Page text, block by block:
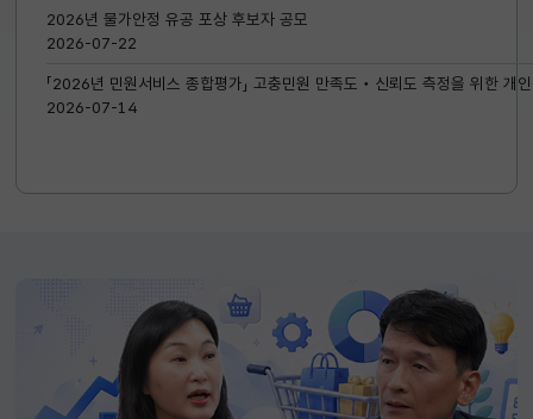
2026년 물가안정 유공 포상 후보자 공모
2026-07-22
「2026년 민원서비스 종합평가」 고충민원 만족도‧신뢰도 측정을 위한 개
2026-07-14